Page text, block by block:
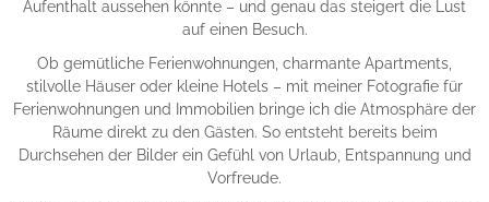
Aufenthalt aussehen könnte – und genau das steigert die Lust
auf einen Besuch.
Ob gemütliche Ferienwohnungen, charmante Apartments,
stilvolle Häuser oder kleine Hotels – mit meiner Fotografie für
Ferienwohnungen und Immobilien bringe ich die Atmosphäre der
Räume direkt zu den Gästen. So entsteht bereits beim
Durchsehen der Bilder ein Gefühl von Urlaub, Entspannung und
Vorfreude.